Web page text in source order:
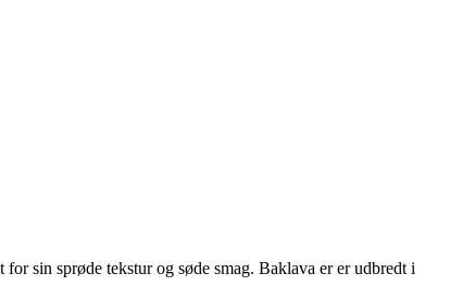
sin sprøde tekstur og søde smag. Baklava er er udbredt i